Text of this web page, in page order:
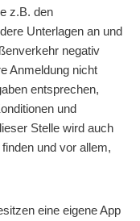
z.B. den
Unterlagen an und
negativ
Anmeldung nicht
entsprechen,
und
Stelle wird auch
und vor allem,
eine eigene App